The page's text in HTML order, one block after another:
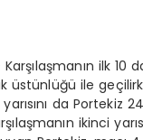
Karşılaşmanın ilk 10
üstünlüğü ile
da Portekiz
ikinci